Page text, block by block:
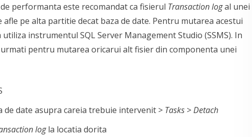
performanta este recomandat ca fisierul Transaction logal unei
afle pe alta partitie decat baza de date. Pentru mutarea acestui
instrumentul SQL Server Management Studio (SSMS). In
pentru mutarea oricarui alt fisier din componenta unei
de date asupra careia trebuie intervenit > Tasks >Detach
logla locatia dorita